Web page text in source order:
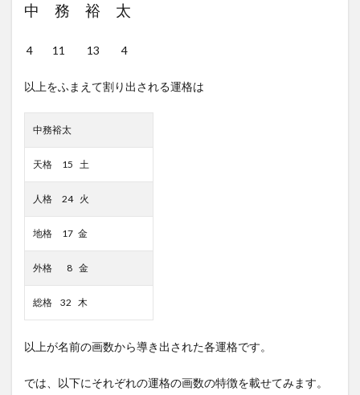
中 務 裕 太
4 11 13 4
以上をふまえて割り出される運格は
中務裕太
天格 15 土
人格 24 火
地格 17 金
外格 8 金
総格 32 木
以上が名前の画数から導き出された各運格です。
では、以下にそれぞれの運格の画数の特徴を載せてみます。